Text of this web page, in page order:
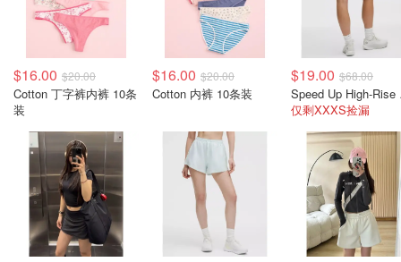
$16.00 $20.00
Cotton 丁字裤内裤 10条
装
$16.00 $20.00
Cotton 内裤 10条装
$19.00 $68.00
仅剩XXXS捡漏